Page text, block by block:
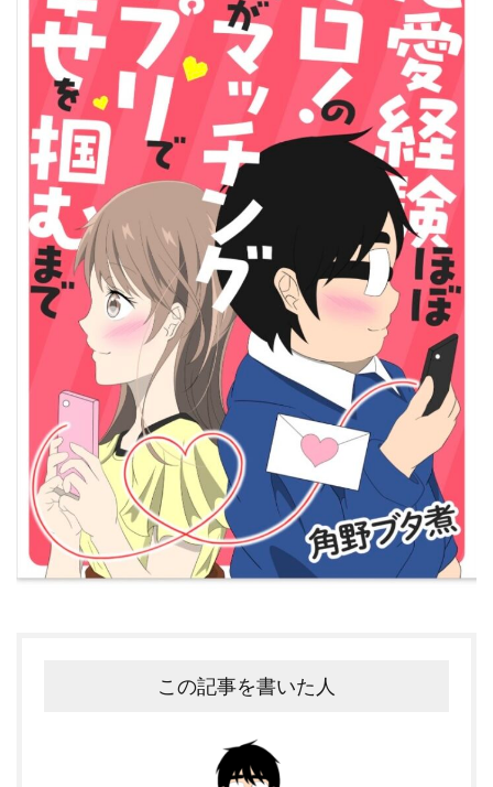
この記事を書いた人